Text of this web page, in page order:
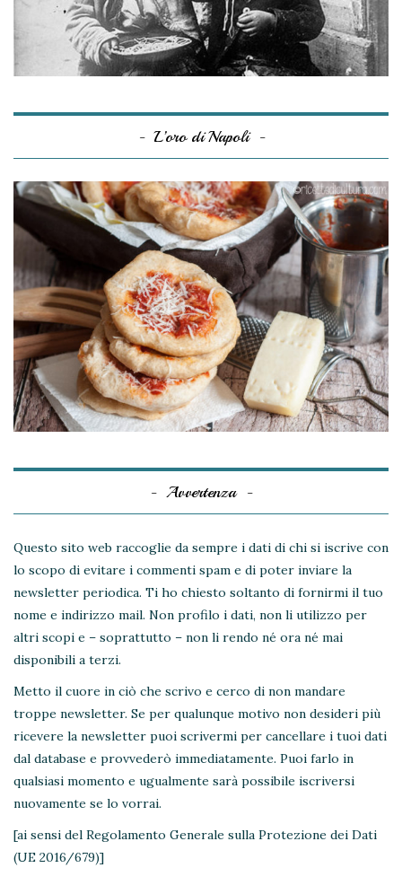
L’oro di Napoli
Avvertenza
Questo sito web raccoglie da sempre i dati di chi si iscrive con
lo scopo di evitare i commenti spam e di poter inviare la
newsletter periodica. Ti ho chiesto soltanto di fornirmi il tuo
nome e indirizzo mail. Non profilo i dati, non li utilizzo per
altri scopi e – soprattutto – non li rendo né ora né mai
disponibili a terzi.
Metto il cuore in ciò che scrivo e cerco di non mandare
troppe newsletter. Se per qualunque motivo non desideri più
ricevere la newsletter puoi scrivermi per cancellare i tuoi dati
dal database e provvederò immediatamente. Puoi farlo in
qualsiasi momento e ugualmente sarà possibile iscriversi
nuovamente se lo vorrai.
[ai sensi del Regolamento Generale sulla Protezione dei Dati
(UE 2016/679)]